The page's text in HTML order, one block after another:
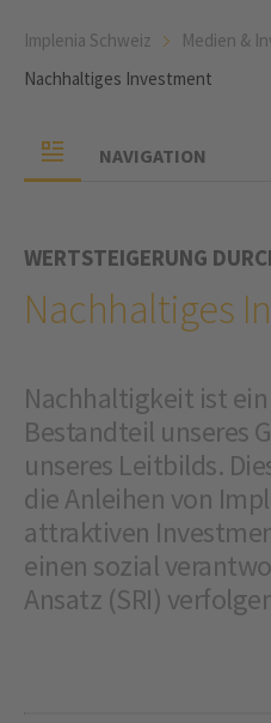
Implenia Schweiz Medien &
Nachhaltiges Investment
NAVIGATION
WERTSTEIGERUNG
Nachhaltiges
Nachhaltigkeit ist
Bestandteil unseres
unseres Leitbilds.
die Anleihen von
attraktiven
einen sozial
Ansatz (SRI)